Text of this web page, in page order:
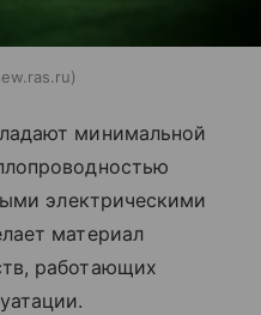
минимальной
электрическими
материал
работающих